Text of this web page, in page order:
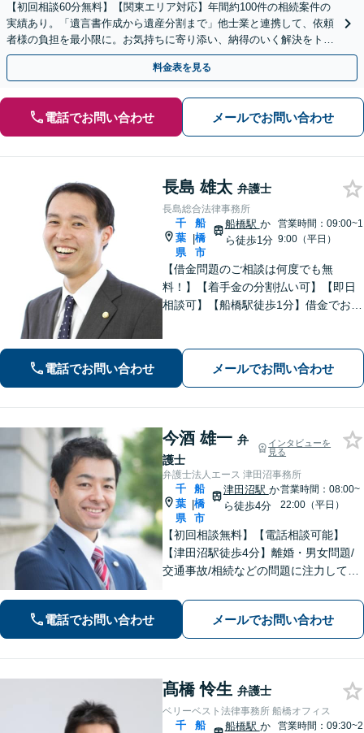
【初回相談60分無料】【関東エリア対応】年間約100件の相続案件の
実績あり。「遺言書作成から遺産分割まで」他士業と連携して、依頼
者様の負担を最小限に。お気持ちに寄り添い、納得のいく解決をトー
タル・サポート【当日・夜間（18時まで）の相談可】
料金表を見る
電話でお問い合わせ メールでお問い合わせ
長島 雄太 弁護士
長島総合法律事務所
千
葉
県
|
船
橋
市
船橋駅 か
ら徒歩1分
営業時間：09:00~1
9:00（平日）
【借金問題のご相談は何度でも無
料！】【着手金の分割払い可】【即日
相談可】【船橋駅徒歩1分】借金でお悩
電話でお問い合わせ メールでお問い合わせ
今酒 雄一 弁
護士
インタビューを
見る
弁護士法人エース 津田沼事務所
千
葉
県
|
船
橋
市
津田沼駅 か
ら徒歩4分
営業時間：08:00~
22:00（平日）
【初回相談無料】【電話相談可能】
【津田沼駅徒歩4分】離婚・男女問題/
交通事故/相続などの問題に注力してい
電話でお問い合わせ メールでお問い合わせ
髙橋 怜生 弁護士
ベリーベスト法律事務所 船橋オフィス
千
船
船橋駅 か
営業時間：09:30~2